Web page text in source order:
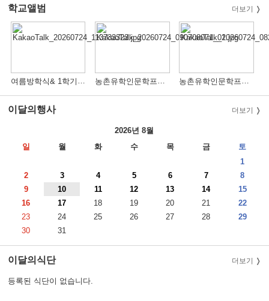
학교앨범 더보기
여름방학식& 1학기 독서마라톤 완주자 시상 농촌유학인문학프로젝트 "별 헤는 밤" 가족 인문학 캠프-3 농촌유학인문학프로젝트 "별 헤는 밤" 가족 인문학 캠프-2
이달의행사 더보기
2026년 8월
일
월 화 수 목 금
토
1
2
3 4 5 6 7
8
9
10 11 12 13 14
15
16
17 18 19 20 21
22
23
24 25 26 27 28
29
30
31
이달의식단 더보기
등록된 식단이 없습니다.